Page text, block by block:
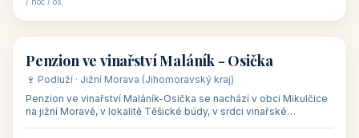
🏡 penzion
Penzion ve vinařství Maláník - Osička
🍷 Podluží · Jižní Morava (Jihomoravský kraj)
Penzion ve vinařství Maláník-Osička se nachází v obci Mikulčice
na jižní Moravě, v lokalitě Těšické búdy, v srdci vinařské